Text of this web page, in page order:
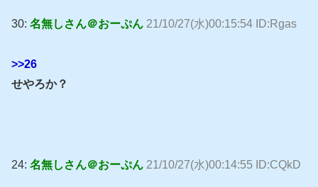
30: 名無しさん＠おーぷん 21/10/27(水)00:15:54 ID:Rgas
>>26
せやろか？
24: 名無しさん＠おーぷん 21/10/27(水)00:14:55 ID:CQkD